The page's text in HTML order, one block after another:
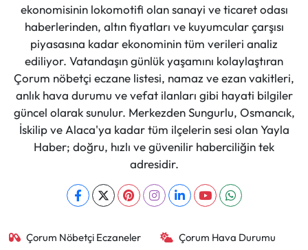
ekonomisinin lokomotifi olan sanayi ve ticaret odası
haberlerinden, altın fiyatları ve kuyumcular çarşısı
piyasasına kadar ekonominin tüm verileri analiz
ediliyor. Vatandaşın günlük yaşamını kolaylaştıran
Çorum nöbetçi eczane listesi, namaz ve ezan vakitleri,
anlık hava durumu ve vefat ilanları gibi hayati bilgiler
güncel olarak sunulur. Merkezden Sungurlu, Osmancık,
İskilip ve Alaca'ya kadar tüm ilçelerin sesi olan Yayla
Haber; doğru, hızlı ve güvenilir haberciliğin tek
adresidir.
Çorum Nöbetçi Eczaneler Çorum Hava Durumu